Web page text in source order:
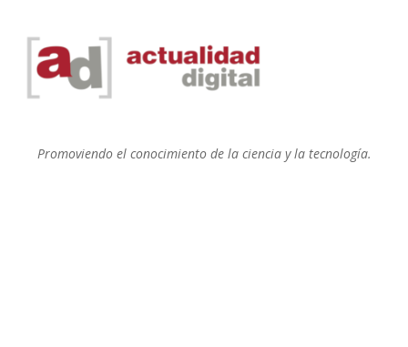
Promoviendo el conocimiento de la ciencia y la tecnología.